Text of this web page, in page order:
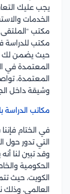
يجب عليك
الخدمات
مكتب
مكتب للدراسة
حيث يضمن لك
المعتمدة في
المعتمدة،
وشيقة داخل
مكاتب الدراسة
في الختام
التي تدور حول
وقد تبين لنا
الحكومية
الكويت، حيث
العالمي، وذلك